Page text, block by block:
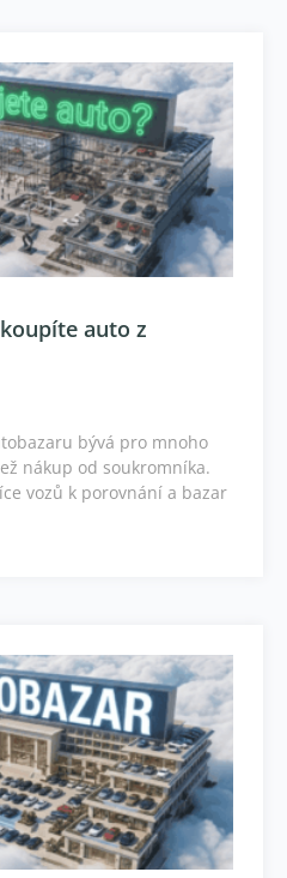
auto z
bývá pro mnoho
nákup od soukromníka.
vozů k porovnání a bazar